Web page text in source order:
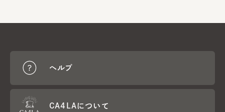
ヘルプ
CA4LAについて